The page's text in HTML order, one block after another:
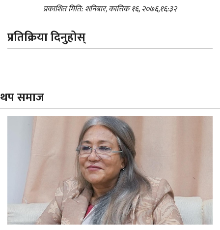
प्रकाशित मिति: शनिबार, कात्तिक १६, २०७६,१६:३२
प्रतिक्रिया दिनुहोस्
थप समाज